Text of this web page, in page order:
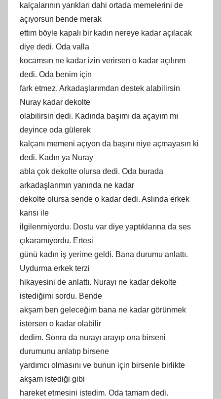
kalçalarının yarıkları dahi ortada memelerini de
açıyorsun bende merak
ettim böyle kapalı bir kadın nereye kadar açılacak
diye dedi. Oda valla
kocamsın ne kadar izin verirsen o kadar açılırım
dedi. Oda benim için
fark etmez. Arkadaşlarımdan destek alabilirsin
Nuray kadar dekolte
olabilirsin dedi. Kadında başımı da açayım mı
deyince oda gülerek
kalçanı memeni açıyon da başını niye açmayasın ki
dedi. Kadın ya Nuray
abla çok dekolte olursa dedi. Oda burada
arkadaşlarımın yanında ne kadar
dekolte olursa sende o kadar dedi. Aslında erkek
karısı ile
ilgilenmiyordu. Dostu var diye yaptıklarına da ses
çıkaramıyordu. Ertesi
günü kadın iş yerime geldi. Bana durumu anlattı.
Uydurma erkek terzi
hikayesini de anlattı. Nurayı ne kadar dekolte
istediğimi sordu. Bende
akşam ben geleceğim bana ne kadar görünmek
istersen o kadar olabilir
dedim. Sonra da nurayı arayıp ona birseni
durumunu anlatıp birsene
yardımcı olmasını ve bunun için birsenle birlikte
akşam istediği gibi
hareket etmesini istedim. Oda tamam dedi.